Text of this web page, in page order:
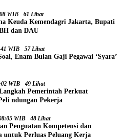
WIB 61 Lihat
Keuda Kemendagri Jakarta, Bupati
dan DAU
WIB 57 Lihat
Enam Bulan Gaji Pegawai ‘Syara’
WIB 49 Lihat
Pemerintah Perkuat
ndungan Pekerja
WIB 48 Lihat
Penguatan Kompetensi dan
untuk Perluas Peluang Kerja